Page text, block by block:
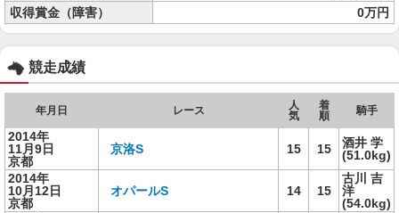
収得賞金（障害）
0万円
競走成績
年月日 レース
人
気
着
順
騎手
2014年
11月9日
京都
京洛S 15 15
酒井 学
(51.0kg)
2014年
10月12日
京都
オパールS 14 15
古川 吉
洋
(54.0kg)